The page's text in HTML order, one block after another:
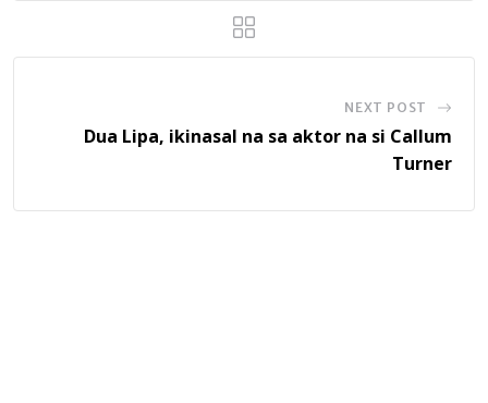
NEXT POST
Dua Lipa, ikinasal na sa aktor na si Callum
Turner